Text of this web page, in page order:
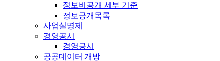
정보비공개 세부 기준
정보공개목록
사업실명제
경영공시
경영공시
공공데이터 개방